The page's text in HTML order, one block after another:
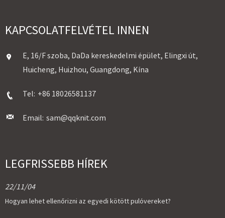
KAPCSOLATFELVÉTEL INNEN
E, 16/F szoba, DaDa kereskedelmi épület, Elingxi út,
Huicheng, Huizhou, Guangdong, Kína
Tel: +86 18026581137
Email: sam@qqknit.com
LEGFRISSEBB HÍREK
22/11/04
Hogyan lehet ellenőrizni az egyedi kötött pulóvereket?